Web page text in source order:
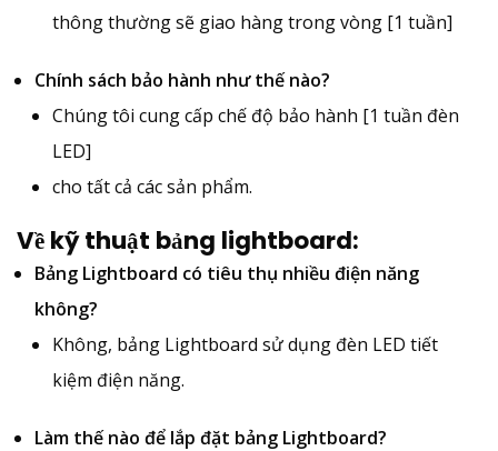
thông thường sẽ giao hàng trong vòng [1 tuần]
Chính sách bảo hành như thế nào?
Chúng tôi cung cấp chế độ bảo hành [1 tuần đèn
LED]
cho tất cả các sản phẩm.
Về kỹ thuật bảng lightboard:
Bảng Lightboard có tiêu thụ nhiều điện năng
không?
Không, bảng Lightboard sử dụng đèn LED tiết
kiệm điện năng.
Làm thế nào để lắp đặt bảng Lightboard?